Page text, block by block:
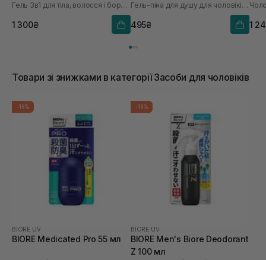
Гель 3в1 для тіла, волосся і бороди
1 300₴
Гель-піна для душу для чоловіків з пряним ароматом
495₴ 1
Товари зі знижками в категорії Засоби для чоловіків
-15%
BIORE UV
BIORE Medicated Pro 55 мл
-15%
BIORE UV
BIORE Men's Biore Deodorant
Z 100 мл